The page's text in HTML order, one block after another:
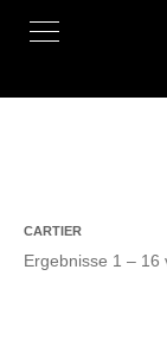
CARTIER
Ergebnisse 1 – 16